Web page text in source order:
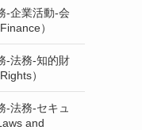
-企業活動-会
）
-法務-知的財
）
-法務-セキュ
and